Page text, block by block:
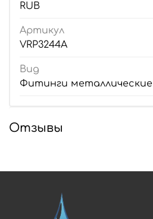
RUB
Артикул
VRP3244A
Вид
Фитинги металлические
Отзывы